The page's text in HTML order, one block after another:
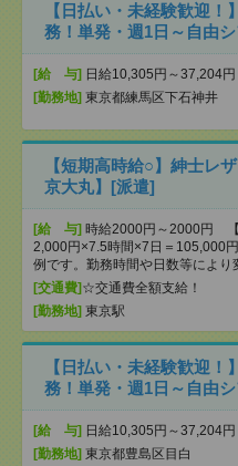
【日払い・未経験歓迎
務！単発・週1日～自由
[給 与] 日給10,305円～37,204円
[勤務地] 東京都練馬区下石神井
【短期高時給○】紳士レ
京大丸】[派遣]
[給 与] 時給2000円～2000円
2,000円×7.5時間×7日＝
例です。勤務時間や日数等により
[交通費] ☆交通費全額支給！
[勤務地] 東京駅
【日払い・未経験歓迎
務！単発・週1日～自由
[給 与] 日給10,305円～37,204円
[勤務地] 東京都豊島区目白